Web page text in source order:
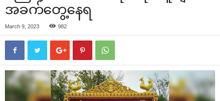
အခက်တွေ့နေရ
March 9, 2023 982